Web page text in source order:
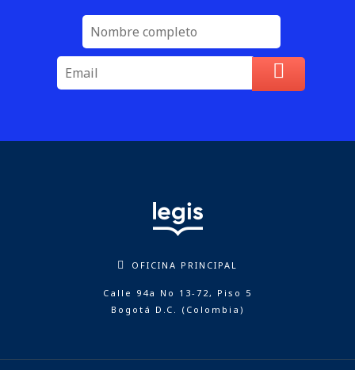
OFICINA PRINCIPAL
Calle 94a No 13-72, Piso 5
Bogotá D.C. (Colombia)